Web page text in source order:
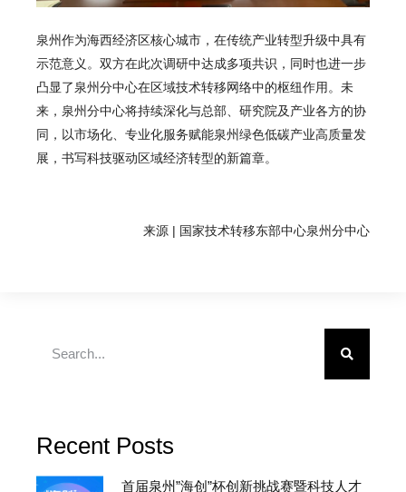
泉州作为海西经济区核心城市，在传统产业转型升级中具有
示范意义。双方在此次调研中达成多项共识，同时也进一步
凸显了泉州分中心在区域技术转移网络中的枢纽作用。未
来，泉州分中心将持续深化与总部、研究院及产业各方的协
同，以市场化、专业化服务赋能泉州绿色低碳产业高质量发
展，书写科技驱动区域经济转型的新篇章。
来源 | 国家技术转移东部中心泉州分中心
Recent Posts
首届泉州”海创”杯创新挑战赛暨科技人才